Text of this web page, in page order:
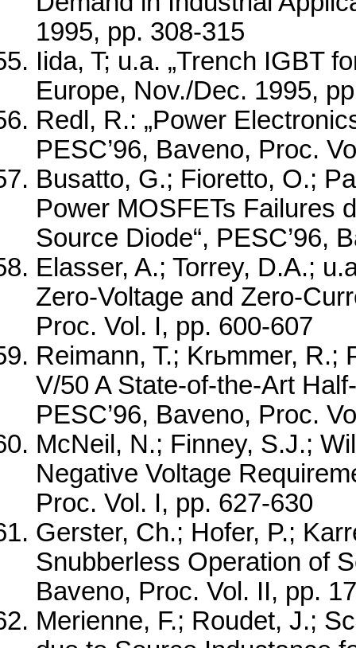
1995, pp. 308-315
Iida, T; u.a. „Trench IGBT
Europe, Nov./Dec. 1995,
Redl, R.: „Power
PESC’96, Baveno, Proc.
Busatto, G.; Fioretto, O.;
Power MOSFETs Failures
Source Diode“, PESC’96,
Elasser, A.; Torrey, D.A.;
Zero-Voltage and Zero-
Proc. Vol. I, pp. 600-607
Reimann, T.; Krьmmer, R.;
V/50 A State-of-the-Art
PESC’96, Baveno, Proc.
McNeil, N.; Finney, S.J.;
Negative Voltage
Proc. Vol. I, pp. 627-630
Gerster, Ch.; Hofer, P.;
Snubberless Operation of
Baveno, Proc. Vol. II, pp.
Merienne, F.; Roudet, J.;